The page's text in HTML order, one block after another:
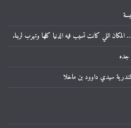
اللي كانت تسيب فيه الدنيا كلها وتهرب لربنا.
جده
سيدي داوود بن ماخلا